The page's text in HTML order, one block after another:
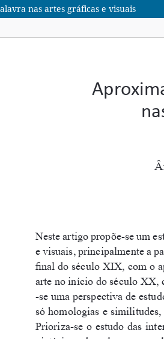
nas artes gráficas e visuais